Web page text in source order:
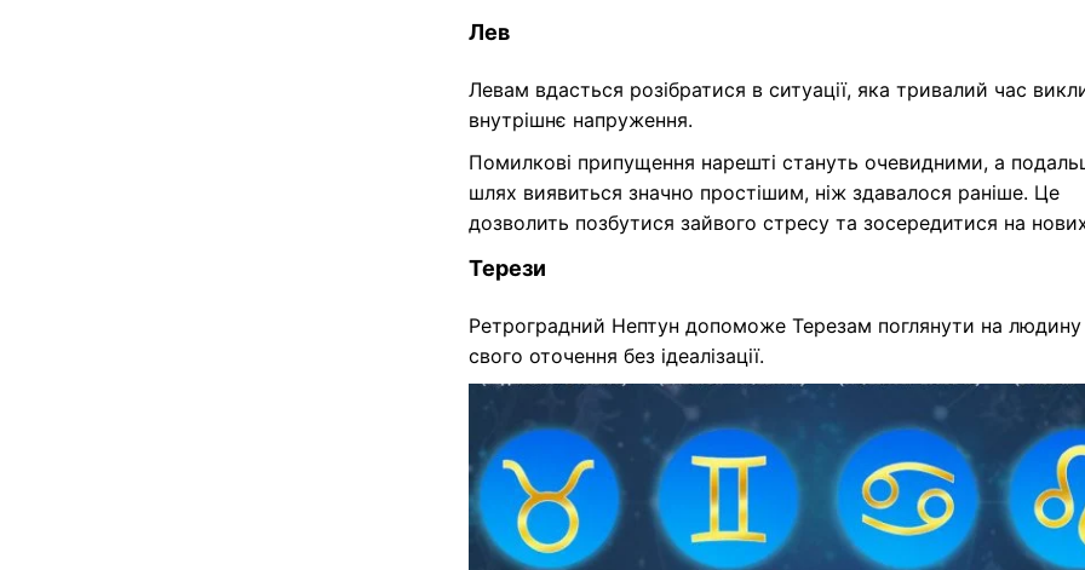
Лев
Левам вдасться розібратися в ситуації, яка тривалий час
внутрішнє напруження.
Помилкові припущення нарешті стануть очевидними, а
шлях виявиться значно простішим, ніж здавалося раніше. Це
дозволить позбутися зайвого стресу та зосередитися на
Терези
Ретроградний Нептун допоможе Терезам поглянути на людину
свого оточення без ідеалізації.